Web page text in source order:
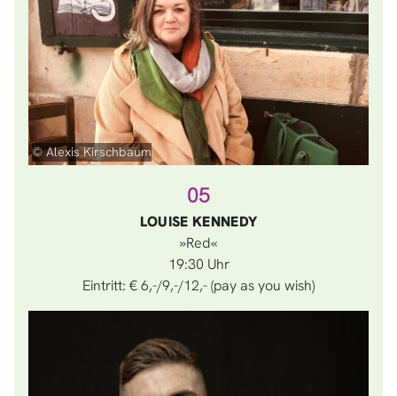
© Alexis Kirschbaum
05
LOUISE KENNEDY
»Red«
19:30
Eintritt: € 6,-/9,-/12,- (pay as you wish)